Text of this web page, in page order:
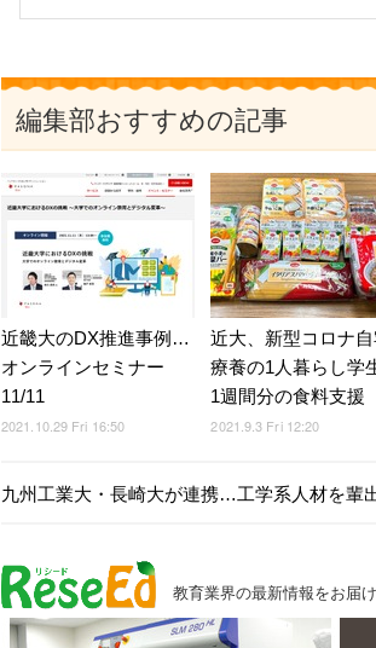
編集部おすすめの記事
近畿大のDX推進事例…
オンラインセミナー
11/11
2021.10.29 Fri 16:50
近大、新型コロナ
療養の1人暮らし学
1週間分の食料支援
2021.9.3 Fri 12:20
九州工業大・長崎大が連携…工学系人材を輩
教育業界の最新情報をお届け